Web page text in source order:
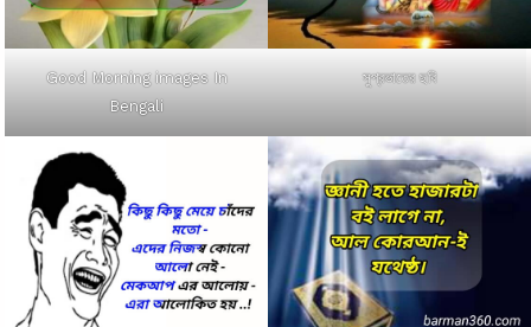
Good Morning images In
Bengali
সুপ্রভাতের ছবি